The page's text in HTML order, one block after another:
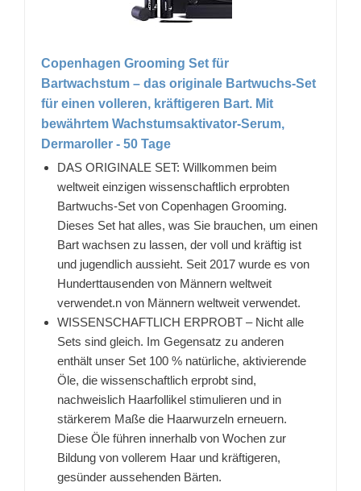
Copenhagen Grooming Set für
Bartwachstum – das originale Bartwuchs-Set
für einen volleren, kräftigeren Bart. Mit
bewährtem Wachstumsaktivator-Serum,
Dermaroller - 50 Tage
DAS ORIGINALE SET: Willkommen beim
weltweit einzigen wissenschaftlich erprobten
Bartwuchs-Set von Copenhagen Grooming.
Dieses Set hat alles, was Sie brauchen, um einen
Bart wachsen zu lassen, der voll und kräftig ist
und jugendlich aussieht. Seit 2017 wurde es von
Hunderttausenden von Männern weltweit
verwendet.n von Männern weltweit verwendet.
WISSENSCHAFTLICH ERPROBT – Nicht alle
Sets sind gleich. Im Gegensatz zu anderen
enthält unser Set 100 % natürliche, aktivierende
Öle, die wissenschaftlich erprobt sind,
nachweislich Haarfollikel stimulieren und in
stärkerem Maße die Haarwurzeln erneuern.
Diese Öle führen innerhalb von Wochen zur
Bildung von vollerem Haar und kräftigeren,
gesünder aussehenden Bärten.